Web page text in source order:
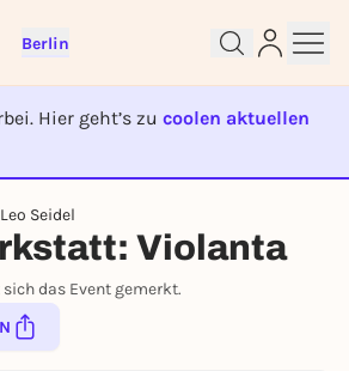
Berlin
Hier geht’s zu coolen aktuellen
IST BEENDET
Seidel
Violanta
das Event gemerkt.
free and get started
right away
follow pages, or participate in
a free Rausgegangen account.
FOR FREE NOW